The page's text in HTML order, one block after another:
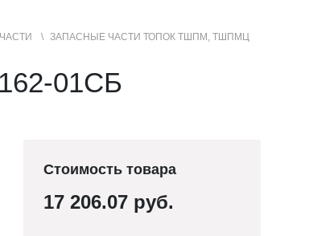
ЗАПАСНЫЕ ЧАСТИ ТОПОК ТШПМ, ТШПМЦ
01СБ
Стоимость товара
17 206.07 руб.